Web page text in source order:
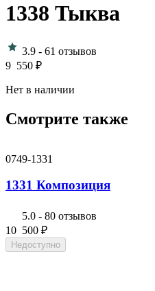
1338 Тыква
3.9 - 61 отзывов
9 550 ₽
Нет в наличии
Смотрите также
0749-1331
1331 Композиция
5.0 - 80 отзывов
10 500 ₽
Недоступно